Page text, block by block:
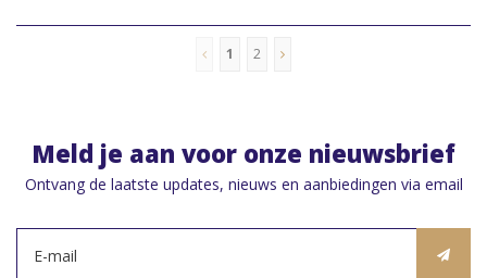
1 2
Meld je aan voor onze nieuwsbrief
Ontvang de laatste updates, nieuws en aanbiedingen via email